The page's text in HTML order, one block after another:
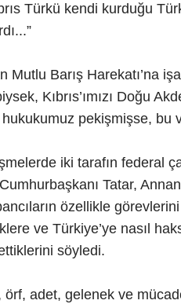
Türkü kendi kurduğu
Mutlu Barış Harekatı’na
Kıbrıs’ımızı Doğu
hukukumuz pekişmişse,
iki tarafın federal
Tatar,
özellikle
ve Türkiye’ye nasıl
söyledi.
örf, adet, gelenek ve